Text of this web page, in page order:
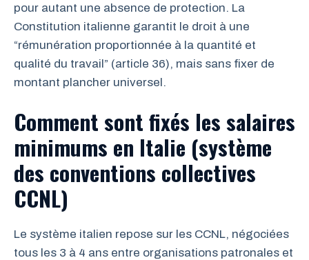
pour autant une absence de protection. La
Constitution italienne garantit le droit à une
“rémunération proportionnée à la quantité et
qualité du travail” (article 36), mais sans fixer de
montant plancher universel.
Comment sont fixés les salaires
minimums en Italie (système
des conventions collectives
CCNL)
Le système italien repose sur les CCNL, négociées
tous les 3 à 4 ans entre organisations patronales et